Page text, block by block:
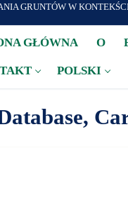
GRUNTÓW W
GŁÓWNA O
POLSKI